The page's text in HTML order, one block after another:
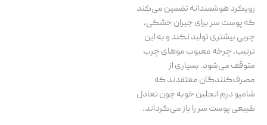
رویکرد هوشمندانه تضمین می‌کند
که پوست سر برای جبران خشکی،
چربی بیشتری تولید نکند و به این
ترتیب، چرخه معیوب موهای چرب
متوقف می‌شود. بسیاری از
مصرف‌کنندگان معتقدند که
شامپو درم انجلین خوبه چون تعادل
طبیعی پوست سر را باز می‌گرداند.